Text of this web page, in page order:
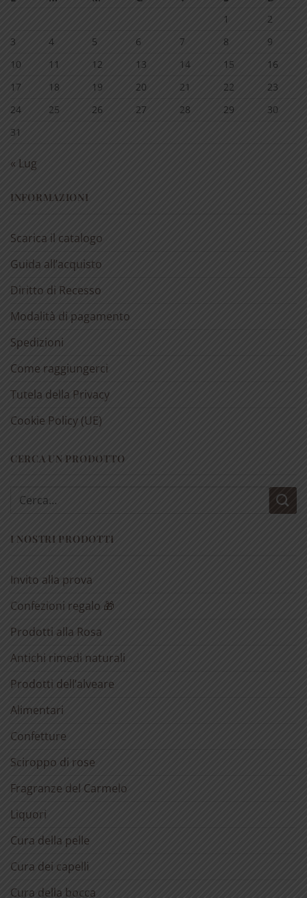
1
2
3
4 5 6 7 8
9
10
11 12 13 14 15
16
17
18 19 20 21 22
23
24
25 26 27 28 29
30
31
« Lug
INFORMAZIONI
Scarica il catalogo
Guida all’acquisto
Diritto di Recesso
Modalità di pagamento
Spedizioni
Come raggiungerci
Tutela della Privacy
Cookie Policy (UE)
CERCA UN PRODOTTO
Cerca:
I NOSTRI PRODOTTI
Invito alla prova
Confezioni regalo 🎁
Prodotti alla Rosa
Antichi rimedi naturali
Prodotti dell’alveare
Alimentari
Confetture
Sciroppo di rose
Fragranze del Carmelo
Liquori
Cura della pelle
Cura dei capelli
Cura della bocca